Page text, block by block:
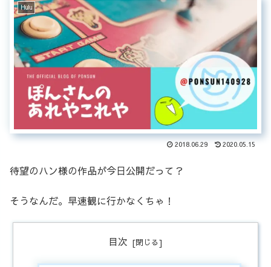
Hulu
2018.06.29 2020.05.15
待望のハン様の作品が今日公開だって？
そうなんだ。早速観に行かなくちゃ！
目次